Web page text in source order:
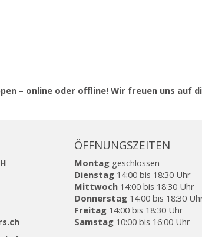
– online oder offline! Wir freuen uns auf
ÖFFNUNGSZEITEN
Montag geschlossen
Dienstag 14:00 bis 18:30 Uhr
Mittwoch 14:00 bis 18:30 Uhr
Donnerstag 14:00 bis 18:30
Freitag 14:00 bis 18:30 Uhr
Samstag 10:00 bis 16:00 Uhr